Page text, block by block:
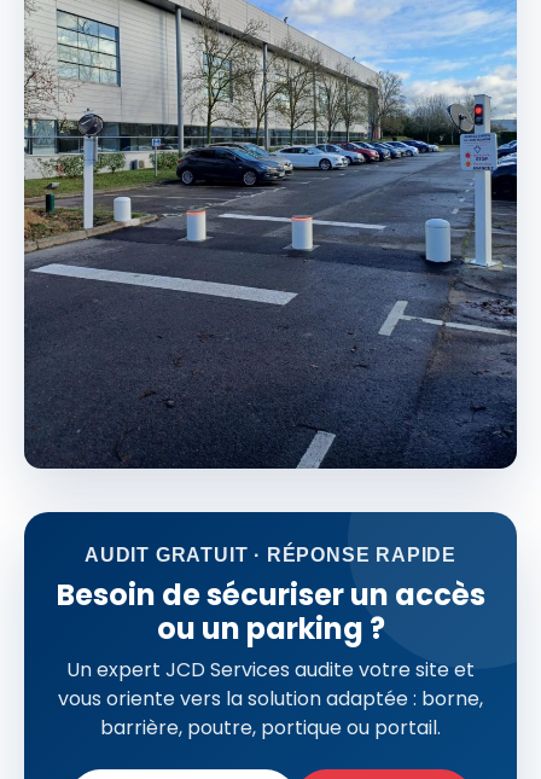
AUDIT GRATUIT · RÉPONSE RAPIDE
Besoin de sécuriser un accès
ou un parking ?
Un expert JCD Services audite votre site et
vous oriente vers la solution adaptée : borne,
barrière, poutre, portique ou portail.